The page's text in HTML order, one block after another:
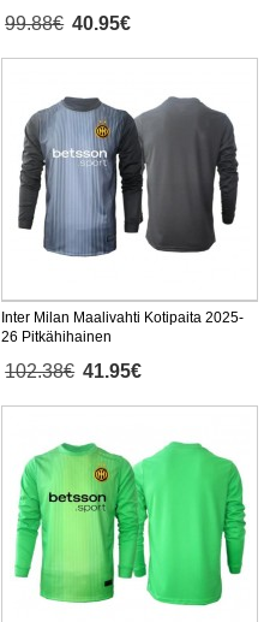
99.88€ 40.95€
Inter Milan Maalivahti Kotipaita 2025-
26 Pitkähihainen
102.38€ 41.95€